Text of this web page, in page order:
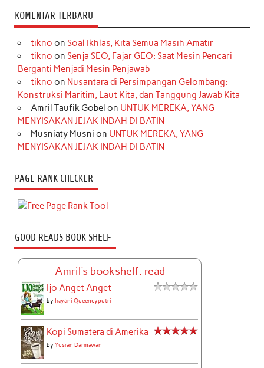
KOMENTAR TERBARU
tikno on Soal Ikhlas, Kita Semua Masih Amatir
tikno on Senja SEO, Fajar GEO: Saat Mesin Pencari
Berganti Menjadi Mesin Penjawab
tikno on Nusantara di Persimpangan Gelombang:
Konstruksi Maritim, Laut Kita, dan Tanggung Jawab Kita
Amril Taufik Gobel on UNTUK MEREKA, YANG
MENYISAKAN JEJAK INDAH DI BATIN
Musniaty Musni on UNTUK MEREKA, YANG
MENYISAKAN JEJAK INDAH DI BATIN
PAGE RANK CHECKER
GOOD READS BOOK SHELF
Amril's bookshelf: read
Ijo Anget Anget
byIrayani Queencyputri
Kopi Sumatera di Amerika
byYusran Darmawan